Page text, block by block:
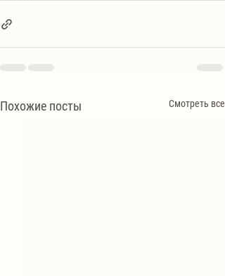
Похожие посты Смотреть все